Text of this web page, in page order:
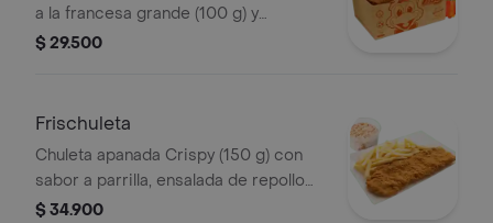
a la francesa grande (100 g) y
gaseosa (470 ml)
$ 29.500
Frischuleta
Chuleta apanada Crispy (150 g) con
sabor a parrilla, ensalada de repollo
personal (145 g) y papas a la francesa
$ 34.900